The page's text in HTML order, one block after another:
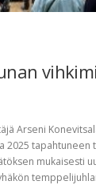
Arseni
2025 tapahtuneen
mukaisesti